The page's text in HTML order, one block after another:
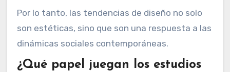
Por lo tanto, las tendencias de diseño no solo
son estéticas, sino que son una respuesta a las
dinámicas sociales contemporáneas.
¿Qué papel juegan los estudios